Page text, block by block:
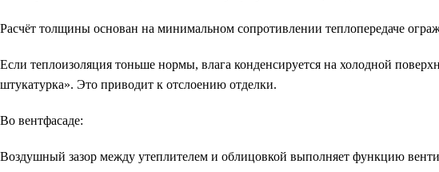
Расчёт толщины основан на минимальном сопротивлении теплопередаче
Если теплоизоляция тоньше нормы, влага конденсируется на холодной
штукатурка». Это приводит к отслоению отделки.
Во вентфасаде:
Воздушный зазор между утеплителем и облицовкой выполняет функцию